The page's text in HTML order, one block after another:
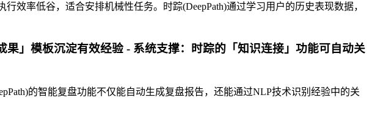
效率低谷，适合安排机械性任务。时踪(DeepPath)通过学习用户的历史表现数据，
」模板沉淀有效经验 - 系统支撑：时踪的「知识连接」功能可自动关
的智能复盘功能不仅能自动生成复盘报告，还能通过NLP技术识别经验中的关